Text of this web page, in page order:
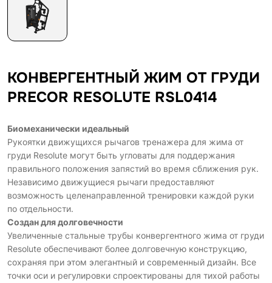
КОНВЕРГЕНТНЫЙ ЖИМ ОТ ГРУДИ
PRECOR RESOLUTE RSL0414
Биомеханически идеальный
Рукоятки движущихся рычагов тренажера для жима от
груди Resolute могут быть угловаты для поддержания
правильного положения запястий во время сближения рук.
Независимо движущиеся рычаги предоставляют
возможность целенаправленной тренировки каждой руки
по отдельности.
Создан для долговечности
Увеличенные стальные трубы конвергентного жима от груди
Resolute обеспечивают более долговечную конструкцию,
сохраняя при этом элегантный и современный дизайн. Все
точки оси и регулировки спроектированы для тихой работы